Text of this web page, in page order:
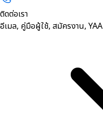
ติดต่อเรา
อีเมล, คู่มือผู้ใช้, สมัครงาน, YAA